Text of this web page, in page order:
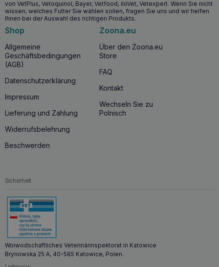
von VetPlus, Vetoquinol, Bayer, Vetfood, iloVet, Vetexpert. Wenn Sie nicht
wissen, welches Futter Sie wählen sollen, fragen Sie uns und wir helfen
Ihnen bei der Auswahl des richtigen Produkts.
Shop
Allgemeine
Geschäftsbedingungen
(AGB)
Datenschutzerklärung
Impressum
Lieferung und Zahlung
Widerrufsbelehrung
Beschwerden
Zoona.eu
Über den Zoona.eu
Store
FAQ
Kontakt
Wechseln Sie zu
Polnisch
Sicherheit
Woiwodschaftliches Veterinärinspektorat in Katowice
Brynowska 25 A, 40-585 Katowice, Polen.